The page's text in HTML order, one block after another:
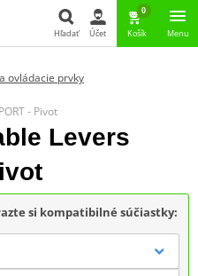
Hľadať Účet
0
Košík Menu
ovládacie prvky
- Pivot
Levers
si kompatibilné súčiastky: